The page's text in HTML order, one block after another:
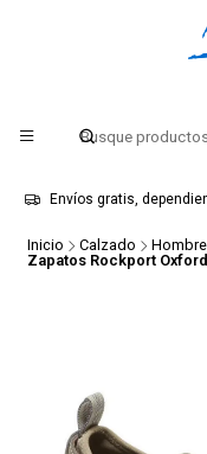
Envíos gratis,
Inicio Calzado
Hombre
Zapatos Rockport